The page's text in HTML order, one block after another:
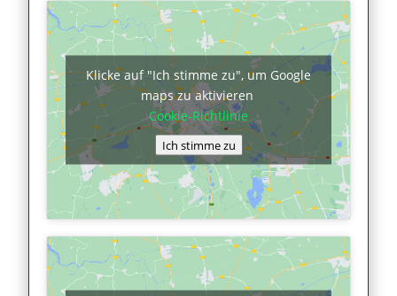
Klicke auf "Ich stimme zu", um Google
maps zu aktivieren
Cookie-Richtlinie
Ich stimme zu